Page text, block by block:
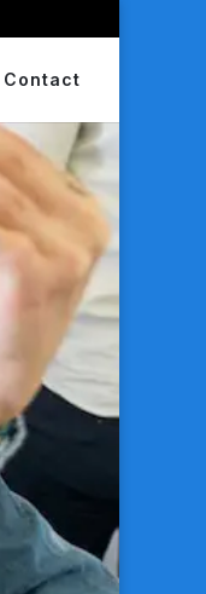
Contact